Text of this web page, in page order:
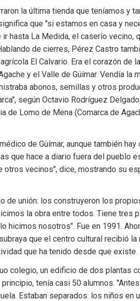
la última tienda que teníamos y
que "si estamos en casa y
hasta La Medida, el caserío vecino,
de cierres, Pérez Castro
El Calvario. Era el corazón de
y el Valle de Güímar. Vendía la
abonos, semillas y otros
según Octavio Rodríguez
de Lomo de Mena (Comarca de
de Güímar, aunque también hay
que hace a diario fuera del pueblo
otros vecinos", dice, mostrando su
de unión: los construyeron los
la obra entre todos. Tiene tres
hicimos nosotros". Fue en 1991.
que el centro cultural recibió la
que ha tenido desde que existe.
colegio, un edificio de dos plantas
tenía casi 50 alumnos.
Estaban separados: los niños en